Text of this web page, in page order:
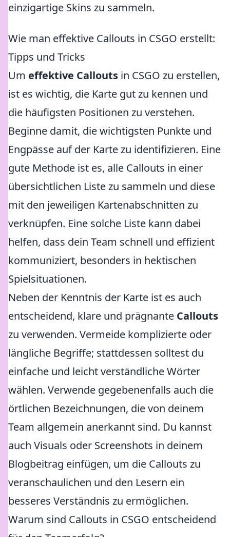
einzigartige Skins zu sammeln.
Wie man effektive Callouts in CSGO erstellt:
Tipps und Tricks
Um effektive Callouts in CSGO zu erstellen,
ist es wichtig, die Karte gut zu kennen und
die häufigsten Positionen zu verstehen.
Beginne damit, die wichtigsten Punkte und
Engpässe auf der Karte zu identifizieren. Eine
gute Methode ist es, alle Callouts in einer
übersichtlichen Liste zu sammeln und diese
mit den jeweiligen Kartenabschnitten zu
verknüpfen. Eine solche Liste kann dabei
helfen, dass dein Team schnell und effizient
kommuniziert, besonders in hektischen
Spielsituationen.
Neben der Kenntnis der Karte ist es auch
entscheidend, klare und prägnante Callouts
zu verwenden. Vermeide komplizierte oder
längliche Begriffe; stattdessen solltest du
einfache und leicht verständliche Wörter
wählen. Verwende gegebenenfalls auch die
örtlichen Bezeichnungen, die von deinem
Team allgemein anerkannt sind. Du kannst
auch Visuals oder Screenshots in deinem
Blogbeitrag einfügen, um die Callouts zu
veranschaulichen und den Lesern ein
besseres Verständnis zu ermöglichen.
Warum sind Callouts in CSGO entscheidend